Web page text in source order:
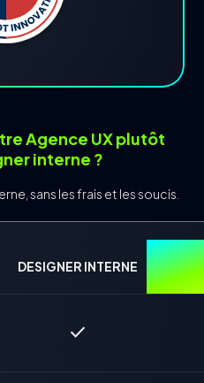
Agence UX plutôt
interne ?
sans les frais et les soucis.
DESIGNER INTERNE
check